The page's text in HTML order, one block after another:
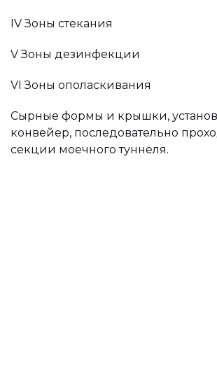
IV Зоны стекания
V Зоны дезинфекции
VI Зоны ополаскивания
Сырные формы и крышки,
конвейер, последовательно
секции моечного туннеля.